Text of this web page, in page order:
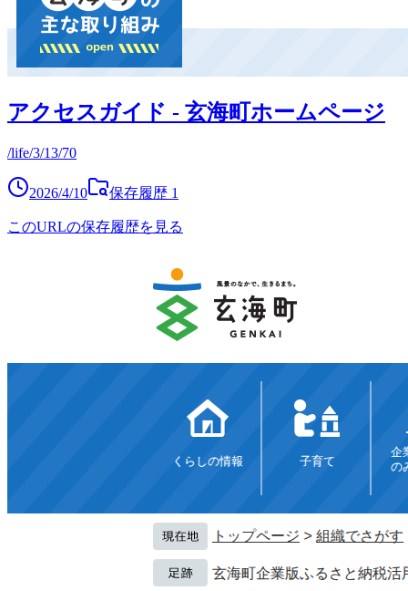
アクセスガイド - 玄海町ホームページ
/life/3/13/70
2026/4/10 保存履歴 1
このURLの保存履歴を見る